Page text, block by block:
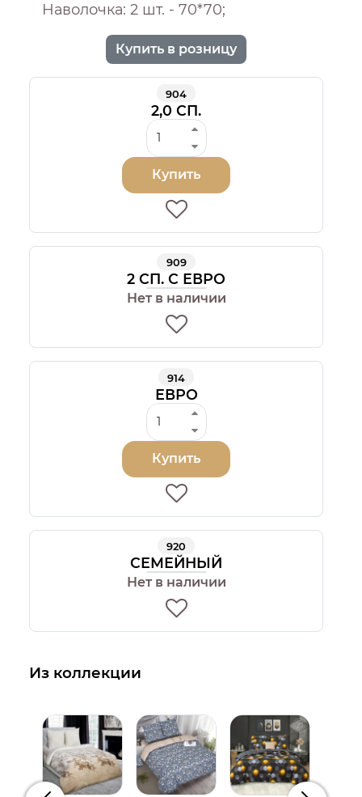
Наволочка: 2 шт. - 70*70;
Купить в розницу
904
2,0 СП.
Купить
909
2 СП. С ЕВРО
Нет в наличии
914
ЕВРО
Купить
920
СЕМЕЙНЫЙ
Нет в наличии
Из коллекции